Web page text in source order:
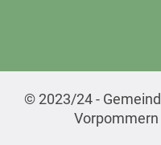
© 2023/24 -